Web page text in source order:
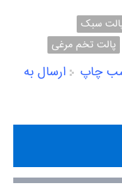
سبک
پالت تخم مرغی
چاپ
ارسال به